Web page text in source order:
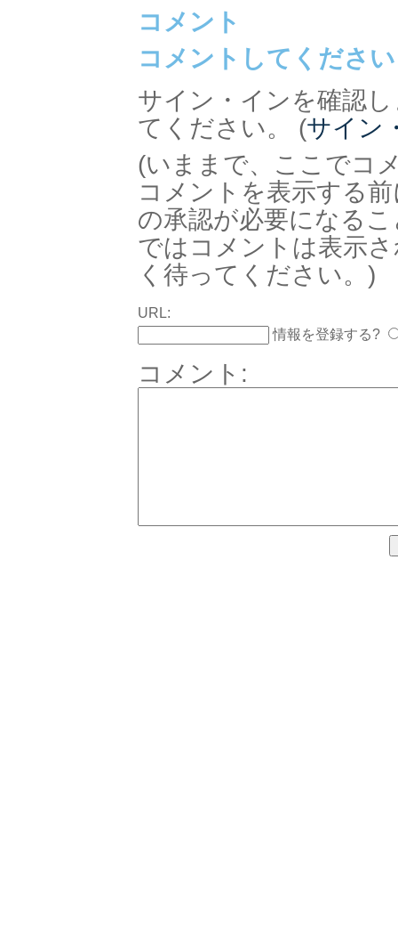
コメント
コメントしてください
サイン・インを確認
てください。 (サイン
(いままで、ここでコ
コメントを表示する
の承認が必要になる
ではコメントは表示
く待ってください。)
URL:
情報を登録する?
コメント: